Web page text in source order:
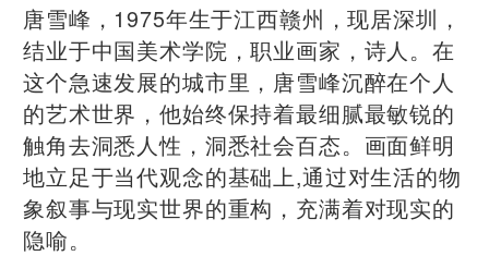
唐雪峰，1975年生于江西赣州，现居深圳，
结业于中国美术学院，职业画家，诗人。在
这个急速发展的城市里，唐雪峰沉醉在个人
的艺术世界，他始终保持着最细腻最敏锐的
触角去洞悉人性，洞悉社会百态。画面鲜明
地立足于当代观念的基础上,通过对生活的物
象叙事与现实世界的重构，充满着对现实的
隐喻。